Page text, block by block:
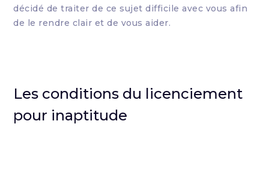
décidé de traiter de ce sujet difficile avec vous afin
de le rendre clair et de vous aider.
Les conditions du licenciement
pour inaptitude